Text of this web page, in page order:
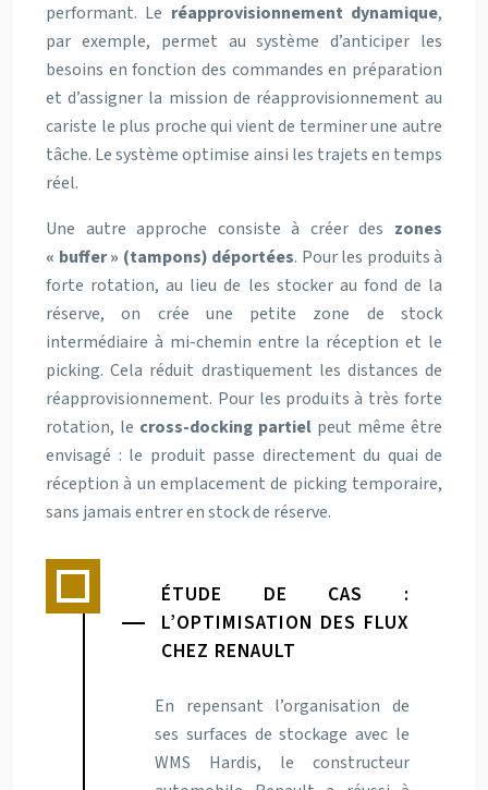
performant. Le réapprovisionnement dynamique,
par exemple, permet au système d’anticiper les
besoins en fonction des commandes en préparation
et d’assigner la mission de réapprovisionnement au
cariste le plus proche qui vient de terminer une autre
tâche. Le système optimise ainsi les trajets en temps
réel.
Une autre approche consiste à créer des zones
« buffer » (tampons) déportées. Pour les produits à
forte rotation, au lieu de les stocker au fond de la
réserve, on crée une petite zone de stock
intermédiaire à mi-chemin entre la réception et le
picking. Cela réduit drastiquement les distances de
réapprovisionnement. Pour les produits à très forte
rotation, le cross-docking partiel peut même être
envisagé : le produit passe directement du quai de
réception à un emplacement de picking temporaire,
sans jamais entrer en stock de réserve.
ÉTUDE DE CAS :
L’OPTIMISATION DES FLUX
CHEZ RENAULT
En repensant l’organisation de
ses surfaces de stockage avec le
WMS Hardis, le constructeur